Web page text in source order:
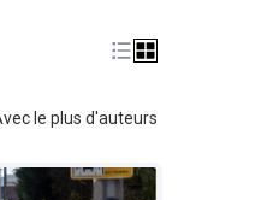
le plus d'auteurs